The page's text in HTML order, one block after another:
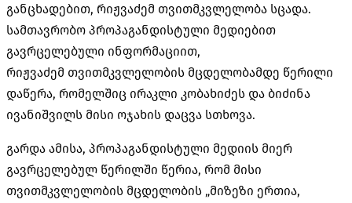
განცხადებით, რიჟვაძემ თვითმკვლელობა სცადა.
სამთავრობო პროპაგანდისტული მედიებით
გავრცელებული ინფორმაციით,
რიჟვაძემ თვითმკვლელობის მცდელობამდე წერილი
დაწერა, რომელშიც ირაკლი კობახიძეს და ბიძინა
ივანიშვილს მისი ოჯახის დაცვა სთხოვა.
გარდა ამისა, პროპაგანდისტული მედიის მიერ
გავრცელებულ წერილში წერია, რომ მისი
თვითმკვლელობის მცდელობის „მიზეზი ერთია,